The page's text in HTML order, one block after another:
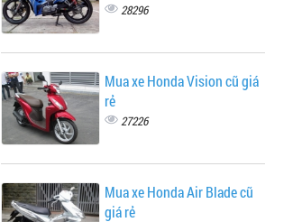
28296
Mua xe Honda Vision cũ giá
rẻ
27226
Mua xe Honda Air Blade cũ
giá rẻ